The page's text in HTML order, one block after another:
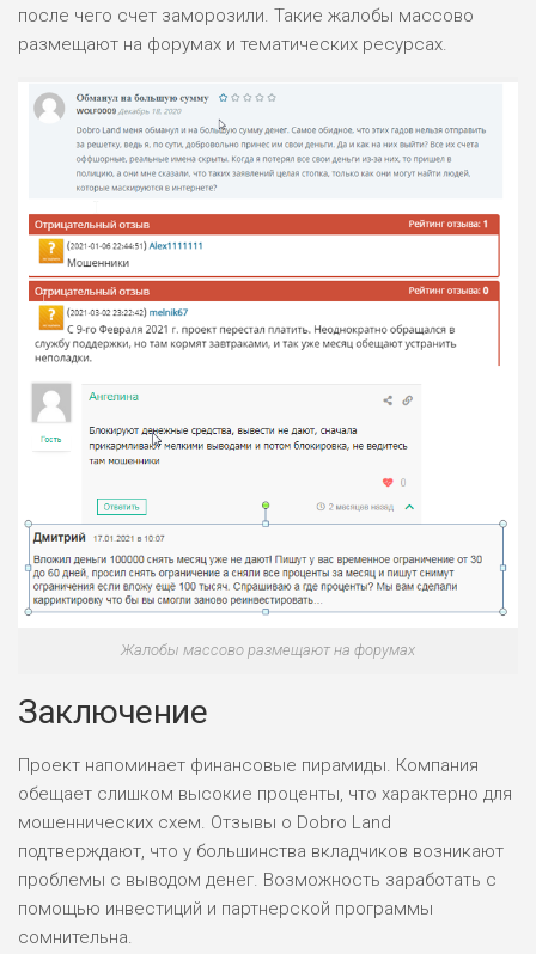
после чего счет заморозили. Такие жалобы массово
размещают на форумах и тематических ресурсах.
Жалобы массово размещают на форумах
Заключение
Проект напоминает финансовые пирамиды. Компания
обещает слишком высокие проценты, что характерно для
мошеннических схем. Отзывы о Dobro Land
подтверждают, что у большинства вкладчиков возникают
проблемы с выводом денег. Возможность заработать с
помощью инвестиций и партнерской программы
сомнительна.